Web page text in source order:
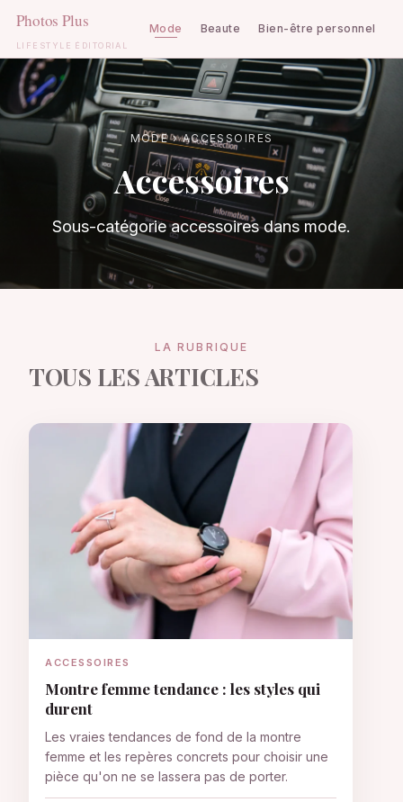
LIFESTYLE ÉDITORIAL
Mode Beaute Bien-être personnel
Aller
contenu
MODE › ACCESSOIRES
Accessoires
Sous-catégorie accessoires dans mode.
LA RUBRIQUE
TOUS LES ARTICLES
ACCESSOIRES
Montre femme tendance : les styles qui
durent
Les vraies tendances de fond de la montre
femme et les repères concrets pour choisir une
pièce qu'on ne se lassera pas de porter.